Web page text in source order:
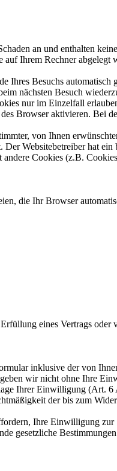
an und enthalten
auf Ihrem Rechner abgelegt
Ihres Besuchs automatisch
nächsten Besuch
nur im Einzelfall
Browser aktivieren. Bei
von Ihnen
Websitebetreiber hat ein
Cookies (z.B.
die Ihr Browser
eines Vertrags oder
inklusive der von
wir nicht ohne Ihre
Ihrer Einwilligung (Art.
der bis zum
Ihre Einwilligung
gesetzliche